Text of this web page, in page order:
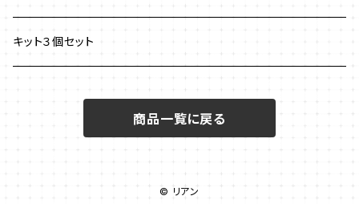
ネックレス
チェインメイル
ブローチ
新川智未
キット３個セット
商品一覧に戻る
© リアン